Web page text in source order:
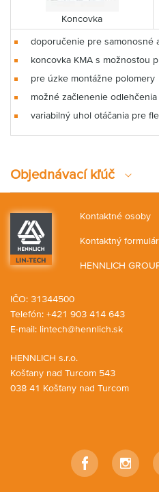
Koncovka
doporučenie pre samonosné
koncovka KMA s možnosťou
pre úzke montážne polomery
možné začlenenie odlehčenia
variabilný uhol otáčania pre
Objednávací kľúč
Kontaktné osoby
Kontaktný formulár
HENNLICH
HENNLICH s.r.o.
Košťany nad Turcom 543
038 41 Košťany nad Turcom
IČO: 31344500
Telefón: +421 903 414 643
E-mail: lintech@hennlich.sk
Facebook